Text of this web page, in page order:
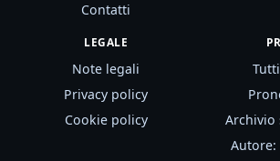
Contatti
LEGALE
Note legali
Privacy policy
Cookie policy
Archivio
Autore: